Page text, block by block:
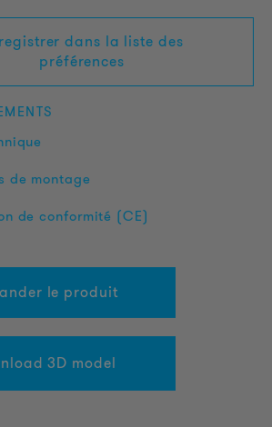
dans la liste des
préférences
de montage
de conformité (CE)
le produit
3D model